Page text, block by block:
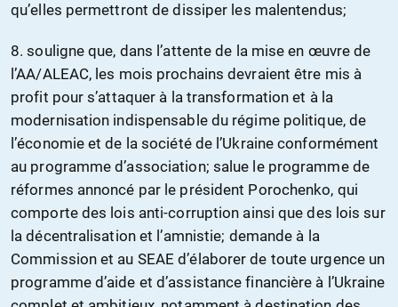
qu’elles permettront de dissiper les malentendus;
8. souligne que, dans l’attente de la mise en œuvre de
l’AA/ALEAC, les mois prochains devraient être mis à
profit pour s’attaquer à la transformation et à la
modernisation indispensable du régime politique, de
l’économie et de la société de l’Ukraine conformément
au programme d’association; salue le programme de
réformes annoncé par le président Porochenko, qui
comporte des lois anti-corruption ainsi que des lois sur
la décentralisation et l’amnistie; demande à la
Commission et au SEAE d’élaborer de toute urgence un
programme d’aide et d’assistance financière à l’Ukraine